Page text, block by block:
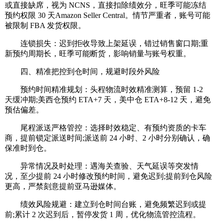
或直接缺席，视为 NCNS，直接扣除绩效分，旺季可能冻结
预约权限 30 天Amazon Seller Central。情节严重者，账号可能
被限制 FBA 发货权限。
连锁损失：迟到拒收导致上架延误，错过销售窗口期;重
新预约周期长，旺季可能断货，影响销量与账号权重。
四、精准把控到仓时间，规避时段外风险
预约时间精准规划：头程物流时效精准测算，预留 1-2
天缓冲期;美西仓预约 ETA+7 天，美中仓 ETA+8-12 天，避免
预估偏差。
尾程派送严格管控：选择时效稳定、有预约资质的卡车
商，提前锁定派送时间;派送前 24 小时、2 小时分别确认，确
保准时到仓。
异常情况及时处理：遇海关查验、天气延误等突发情
况，至少提前 24 小时修改预约时间，避免迟到;提前到仓风险
更高，严禁刻意提前亚马逊媒体。
绩效风险规避：建立到仓时间台账，避免频繁迟到或提
前;累计 2 次迟到后，暂停发货 1 周，优化物流管控流程。